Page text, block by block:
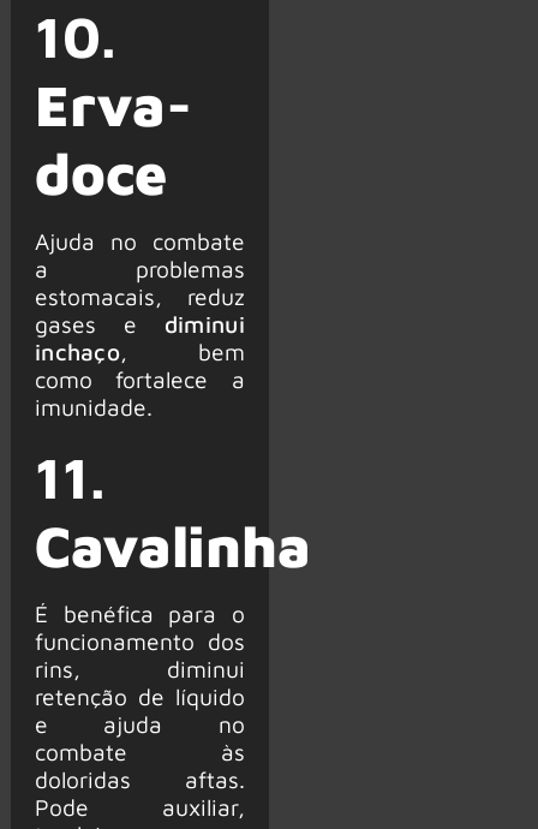
10.
Erva-
doce
Ajuda no combate
a problemas
estomacais, reduz
gases e diminui
inchaço, bem
como fortalece a
imunidade.
11.
Cavalinha
É benéfica para o
funcionamento dos
rins, diminui
retenção de líquido
e ajuda no
combate às
doloridas aftas.
Pode auxiliar,